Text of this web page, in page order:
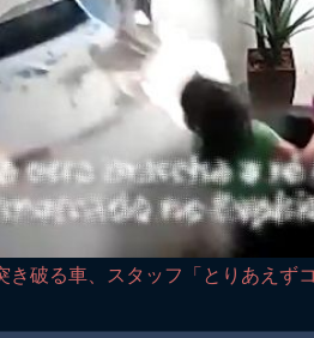
き破る車、スタッフ「とりあえず